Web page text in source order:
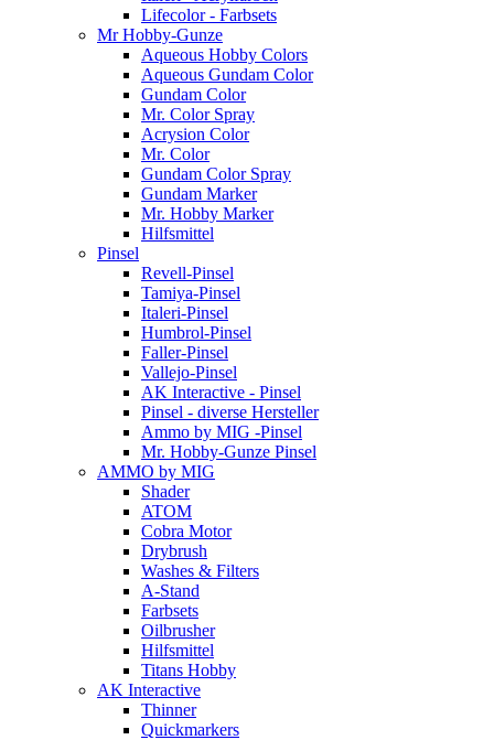
Lifecolor - Farbsets
Mr Hobby-Gunze
Aqueous Hobby Colors
Aqueous Gundam Color
Gundam Color
Mr. Color Spray
Acrysion Color
Mr. Color
Gundam Color Spray
Gundam Marker
Mr. Hobby Marker
Hilfsmittel
Pinsel
Revell-Pinsel
Tamiya-Pinsel
Italeri-Pinsel
Humbrol-Pinsel
Faller-Pinsel
Vallejo-Pinsel
AK Interactive - Pinsel
Pinsel - diverse Hersteller
Ammo by MIG -Pinsel
Mr. Hobby-Gunze Pinsel
AMMO by MIG
Shader
ATOM
Cobra Motor
Drybrush
Washes & Filters
A-Stand
Farbsets
Oilbrusher
Hilfsmittel
Titans Hobby
AK Interactive
Thinner
Quickmarkers